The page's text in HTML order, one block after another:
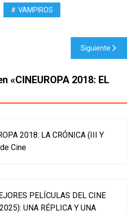
VAMPIROS
Siguiente
«CINEUROPA 2018: EL
2018: LA CRÓNICA (III Y
Cine
PELÍCULAS DEL CINE
UNA RÉPLICA Y UNA